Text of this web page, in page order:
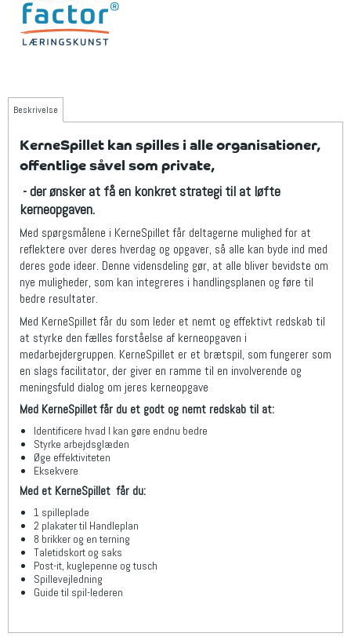
Beskrivelse
KerneSpillet kan spilles i alle organisationer,
offentlige såvel som private,
- der ønsker at få en konkret strategi til at løfte
kerneopgaven.
Med spørgsmålene i KerneSpillet får deltagerne mulighed for at
reflektere over deres hverdag og opgaver, så alle kan byde ind med
deres gode ideer. Denne vidensdeling gør, at alle bliver bevidste om
nye muligheder, som kan integreres i handlingsplanen og føre til
bedre resultater.
Med KerneSpillet får du som leder et nemt og effektivt redskab til
at styrke den fælles forståelse af kerneopgaven i
medarbejdergruppen. KerneSpillet er et brætspil, som fungerer som
en slags facilitator, der giver en ramme til en involverende og
meningsfuld dialog om jeres kerneopgave
Med KerneSpillet får du et godt og nemt redskab til at:
Identificere hvad I kan gøre endnu bedre
Styrke arbejdsglæden
Øge effektiviteten
Eksekvere
Med et KerneSpillet får du:
1 spilleplade
2 plakater til Handleplan
8 brikker og en terning
Taletidskort og saks
Post-it, kuglepenne og tusch
Spillevejledning
Guide til spil-lederen